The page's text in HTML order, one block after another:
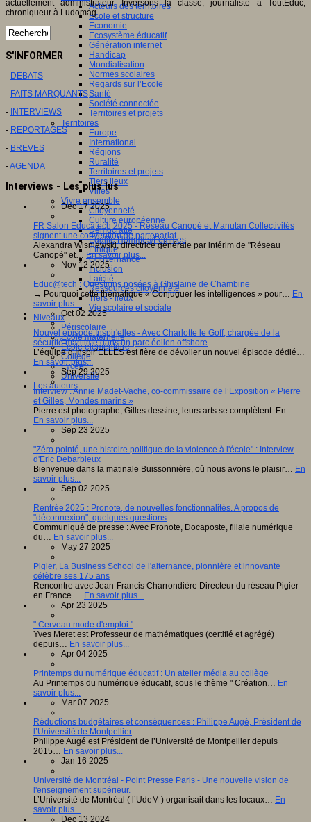
Acteurs des territoires
Ecole et structure
Economie
Ecosystème éducatif
Génération internet
Handicap
Mondialisation
Normes scolaires
Regards sur l’Ecole
Santé
Société connectée
Territoires et projets
Territoires
Europe
International
Régions
Ruralité
Territoires et projets
Tiers lieux
Villes
Vivre ensemble
Citoyenneté
Culture européenne
Démocratie
Egalité Hommes/Femmes
Ethique
Gouvernance
Inclusion
Laïcité
Ressources citoyenneté
Tiers - lieux
Vie scolaire et sociale
Niveaux
Périscolaire
Ecole maternelle
Ecole élémentaire
Collège
Lycée
Université
Les auteurs
actuellement administrateur Inversons la classe, journaliste à ToutEduc,
chroniqueur à Ludomag.
S'INFORMER
- DEBATS
- FAITS MARQUANTS
- INTERVIEWS
- REPORTAGES
- BREVES
-AGENDA
Interviews - Les plus lus
Dec 17 2025
FR Salon Educatech 2025 - Réseau Canopé et Manutan Collectivités
signent une convention de partenariat.
Alexandra Wisniewski, directrice générale par intérim de "Réseau
Canopé" et… En savoir plus...
Nov 12 2025
Educ@tech : Questions posées à Ghislaine de Chambine
→ Pourquoi cette thématique « Conjuguer les intelligences » pour… En
savoir plus...
Oct 02 2025
Nouvel épisode Inspir'elles - Avec Charlotte le Goff, chargée de la
sécurité maritime dans un parc éolien offshore
L’équipe d’Inspir’ELLES est fière de dévoiler un nouvel épisode dédié…
En savoir plus...
Sep 29 2025
Interview : Annie Madet-Vache, co-commissaire de l’Exposition « Pierre
et Gilles, Mondes marins »
Pierre est photographe, Gilles dessine, leurs arts se complètent. En…
En savoir plus...
Sep 23 2025
"Zéro pointé, une histoire politique de la violence à l'école" : Interview
d'Eric Debarbieux
Bienvenue dans la matinale Buissonnière, où nous avons le plaisir… En
savoir plus...
Sep 02 2025
Rentrée 2025 : Pronote, de nouvelles fonctionnalités. A propos de
"déconnexion", quelques questions
Communiqué de presse : Avec Pronote, Docaposte, filiale numérique
du… En savoir plus...
May 27 2025
Pigier, La Business School de l'alternance, pionnière et innovante
célèbre ses 175 ans
Rencontre avec Jean-Francis Charrondière Directeur du réseau Pigier
en France.… En savoir plus...
Apr 23 2025
" Cerveau mode d'emploi "
Yves Meret est Professeur de mathématiques (certifié et agrégé)
depuis… En savoir plus...
Apr 04 2025
Printemps du numérique éducatif : Un atelier média au collège
Au Printemps du numérique éducatif, sous le thème " Création… En
savoir plus...
Mar 07 2025
Réductions budgétaires et conséquences : Philippe Augé, Président de
l’Université de Montpellier
Philippe Augé est Président de l’Université de Montpellier depuis
2015… En savoir plus...
Jan 16 2025
Université de Montréal - Point Presse Paris - Une nouvelle vision de
l'enseignement supérieur.
L’Université de Montréal ( l’UdeM ) organisait dans les locaux… En
savoir plus...
Dec 13 2024